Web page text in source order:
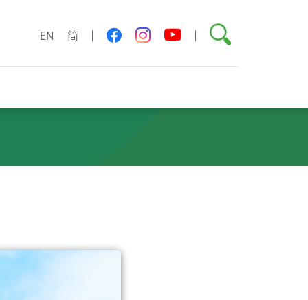
EN 简 facebookinstagram
youtube
搜尋